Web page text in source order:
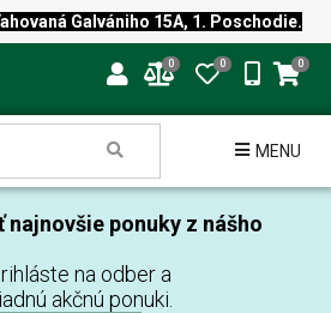
Galvániho 15A, 1. Poschodie.
0 0 0
MENU
najnovšie ponuky z nášho
na odber a
akčnú ponuki.